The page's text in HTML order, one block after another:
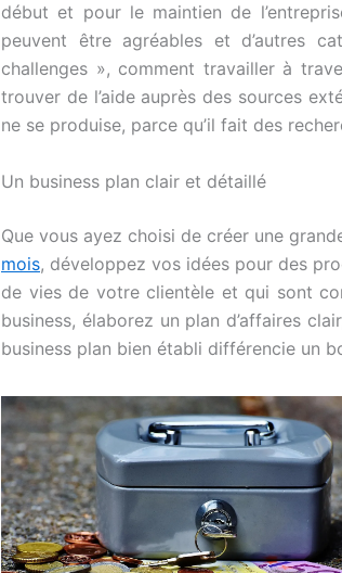
début et pour le maintien de
peuvent être agréables et d’autres
challenges », comment travailler à
trouver de l’aide auprès des sources
ne se produise, parce qu’il fait des
Un business plan clair et détaillé
Que vous ayez choisi de créer une
mois, développez vos idées pour des
de vies de votre clientèle et qui sont
business, élaborez un plan d’affaires
business plan bien établi différencie un